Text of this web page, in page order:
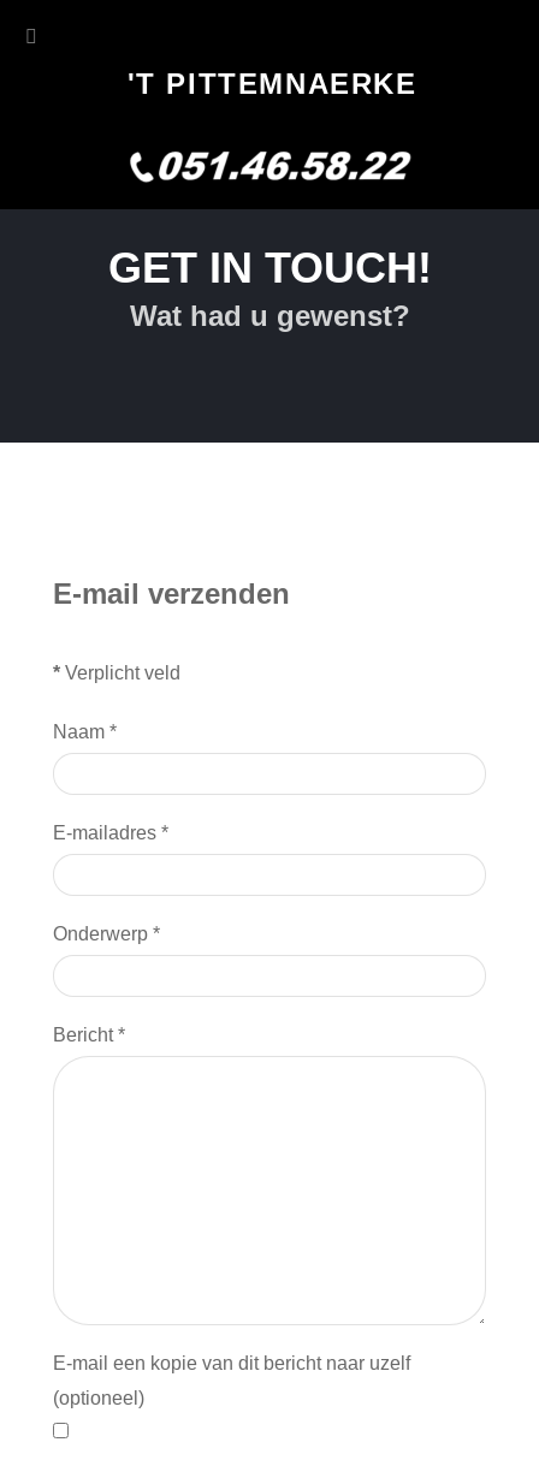
'T PITTEMNAERKE
GET IN TOUCH!
Wat had u gewenst?
E-mail verzenden
* Verplicht veld
Naam *
E-mailadres *
Onderwerp *
Bericht*
E-mail een kopie van dit bericht naar uzelf
(optioneel)